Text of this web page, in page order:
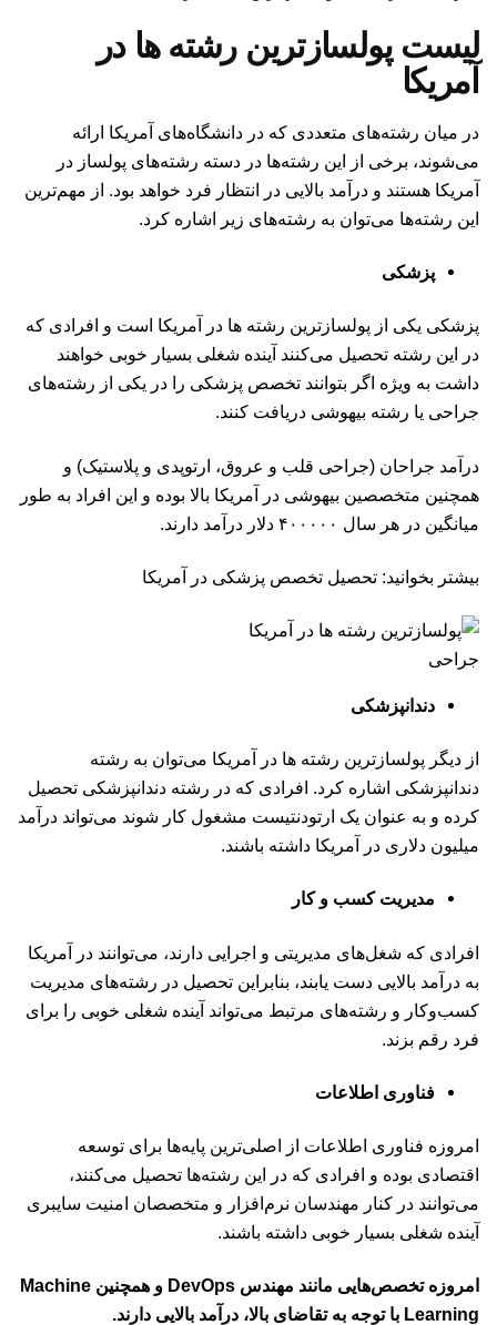
لیست پولسازترین رشته ها در
آمریکا
در میان رشته‌های متعددی که در دانشگاه‌های آمریکا ارائه
می‌شوند، برخی از این رشته‌ها در دسته رشته‌های پولساز در
آمریکا هستند و درآمد بالایی در انتظار فرد خواهد بود. از مهم‌ترین
این رشته‌ها می‌توان به رشته‌های زیر اشاره کرد.
پزشکی
پزشکی یکی از پولسازترین رشته ها در آمریکا است و افرادی که
در این رشته تحصیل می‌کنند آینده شغلی بسیار خوبی خواهند
داشت به ویژه اگر بتوانند تخصص پزشکی را در یکی از رشته‌های
جراحی یا رشته بیهوشی دریافت کنند.
درآمد جراحان (جراحی قلب و عروق، ارتوپدی و پلاستیک) و
همچنین متخصصین بیهوشی در آمریکا بالا بوده و این افراد به طور
میانگین در هر سال ۴۰۰۰۰۰ دلار درآمد دارند.
بیشتر بخوانید: تحصیل تخصص پزشکی در آمریکا
جراحی
دندانپزشکی
از دیگر پولسازترین رشته ها در آمریکا می‌توان به رشته
دندانپزشکی اشاره کرد. افرادی که در رشته دندانپزشکی تحصیل
کرده و به عنوان یک ارتودنتیست مشغول کار شوند می‌تواند درآمد
میلیون دلاری در آمریکا داشته باشند.
مدیریت کسب و کار
افرادی که شغل‌های مدیریتی و اجرایی دارند، می‌توانند در آمریکا
به درآمد بالایی دست یابند، بنابراین تحصیل در رشته‌های مدیریت
کسب‌وکار و رشته‌های مرتبط می‌تواند آینده شغلی خوبی را برای
فرد رقم بزند.
فناوری اطلاعات
امروزه فناوری اطلاعات از اصلی‌ترین پایه‌ها برای توسعه
اقتصادی بوده و افرادی که در این رشته‌‌ها تحصیل می‌کنند،
می‌توانند در کنار مهندسان نرم‌افزار و متخصصان امنیت سایبری
آینده شغلی بسیار خوبی داشته باشند.
امروزه تخصص‌هایی مانند مهندس DevOps و همچنین Machine
Learning با توجه به تقاضای بالا، درآمد بالایی دارند.